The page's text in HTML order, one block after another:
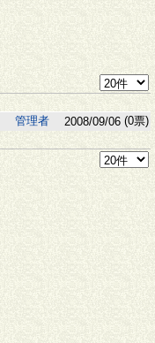
管理者 2008/09/06 (0票)